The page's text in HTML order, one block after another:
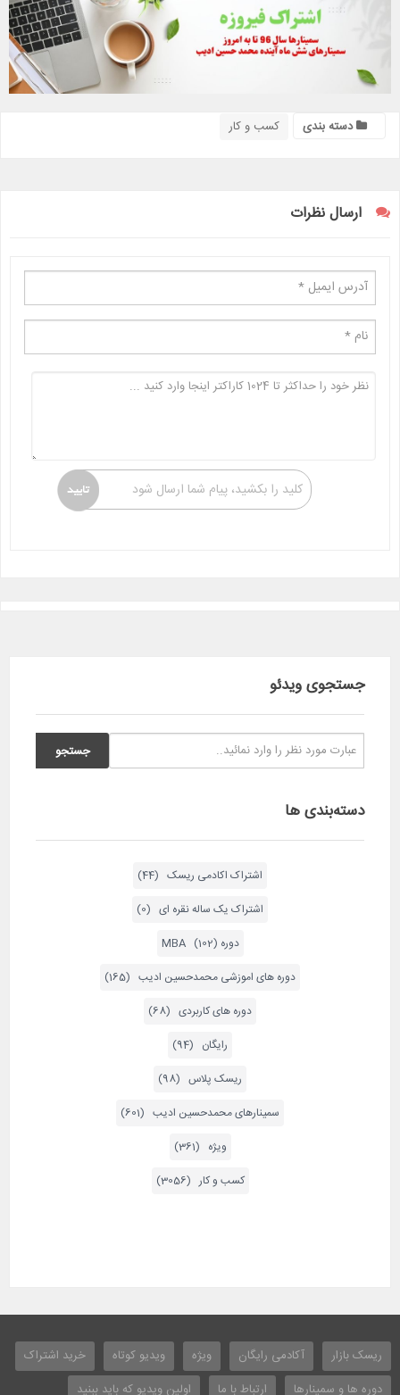
دسته بندی کسب و کار
ارسال نظرات
کلید را بکشید، پیام شما ارسال شود
جستجوی ویدئو
دسته‌بندی ها
اشتراک اکادمی ریسک (44)
اشتراک یک ساله نقره ای (0)
دوره MBA (102)
دوره های اموزشی محمدحسین ادیب (165)
دوره های کاربردی (68)
رایگان (94)
ریسک پلاس (98)
سمینارهای محمدحسین ادیب (601)
ویژه (361)
کسب و کار (3056)
ریسک بازار آکادمی رایگان ویژه ویدیو کوتاه
خرید اشتراک
دوره ها و سمینارها
ارتباط با ما اولین ویدیو که باید ببنید